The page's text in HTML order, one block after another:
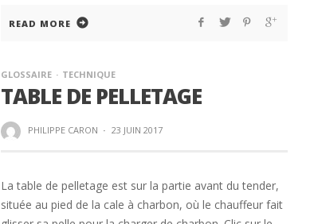
READ MORE
GLOSSAIRE TECHNIQUE
TABLE DE PELLETAGE
PHILIPPE CARON · 23 JUIN 2017
La table de pelletage est sur la partie avant du tender,
située au pied de la cale à charbon, où le chauffeur fait